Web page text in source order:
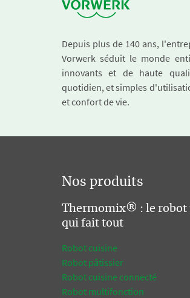
Depuis plus de 140 ans,
Vorwerk séduit le monde
innovants et de haute
quotidien, et simples
et confort de vie.
Nos produits
Thermomix® : le
qui fait tout
Robot cuisine
Robot pâtissier
Robot cuisine connecté
Robot multifonction